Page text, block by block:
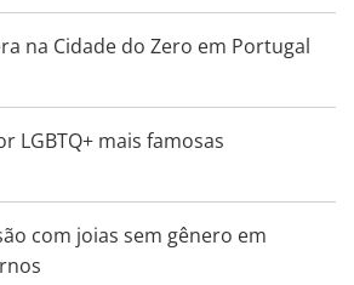
na Cidade do Zero em Portugal
LGBTQ+ mais famosas
com joias sem gênero em